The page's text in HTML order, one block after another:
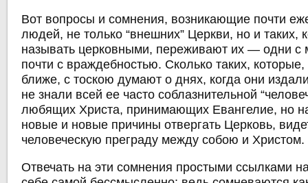
Вот вопросы и сомнения, возникающие почти
людей, не только “внешних” Церкви, но и таких,
называть церковными, переживают их — одни с
почти с враждебностью. Сколько таких,
ближе, с тоскою думают о днях, когда они
не знали всей ее часто соблазнительной
любящих Христа, принимающих Евангелие, но
новые и новые причины отвергать Церковь,
человеческую преграду между собою и Христом.
Отвечать на эти сомнения простыми ссылками